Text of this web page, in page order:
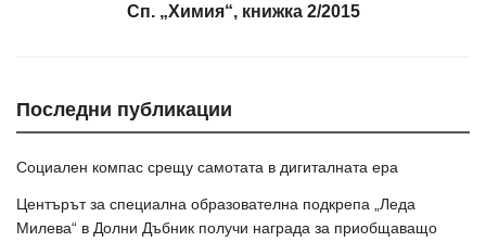
Сп. „Химия“, книжка 2/2015
Последни публикации
Социален компас срещу самотата в дигиталната ера
Центърът за специална образователна подкрепа „Леда
Милева“ в Долни Дъбник получи награда за приобщаващо